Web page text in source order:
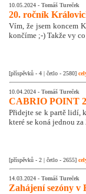
10.05.2024 - Tomáš Tureček
20. ročník
Vím, že jsem koncem
končíme ;-) Takže vy
[příspěvků - 4 | četlo - 2580]
10.04.2024 - Tomáš Tureček
CABRIO POINT
Přidejte se k partě lidí,
které se koná jednou
[příspěvků - 2 | četlo - 2655]
14.03.2024 - Tomáš Tureček
Zahájení sezóny v